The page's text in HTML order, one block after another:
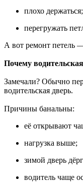
плохо держаться;
перегружать
А вот ремонт петель
Почему
Замечали? Обычно
водительская дверь.
Причины банальны:
её открывают
нагрузка выше;
зимой дверь
водитель чаще